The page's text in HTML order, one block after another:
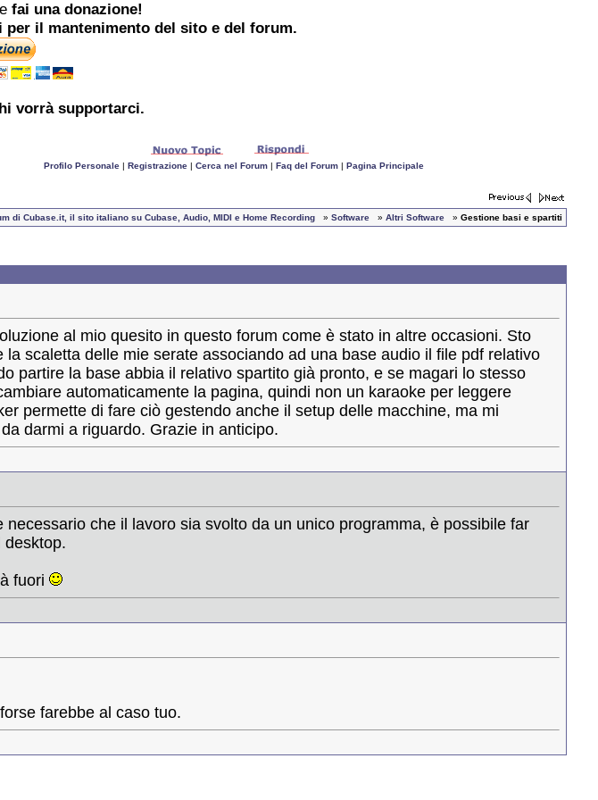
fai una donazione!
il mantenimento del sito e del forum.
vorrà supportarci.
Profilo Personale| Registrazione| Cerca nel Forum| Faq del Forum| Pagina Principale
di Cubase.it, il sito italiano su Cubase, Audio, MIDI e Home Recording » Software » Altri Software » Gestione basi e spartiti
al mio quesito in questo forum come è stato in altre occasioni. Sto
scaletta delle mie serate associando ad una base audio il file pdf relativo
partire la base abbia il relativo spartito già pronto, e se magari lo stesso
automaticamente la pagina, quindi non un karaoke per leggere
permette di fare ciò gestendo anche il setup delle macchine, ma mi
darmi a riguardo. Grazie in anticipo.
che il lavoro sia svolto da un unico programma, è possibile far
desktop.
fuori
farebbe al caso tuo.